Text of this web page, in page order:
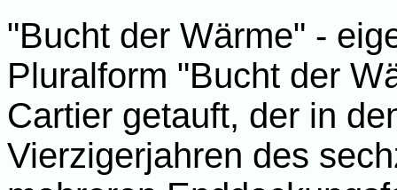
"Bucht der Wärme" -
Pluralform "Bucht der
Cartier getauft, der in
Vierzigerjahren des